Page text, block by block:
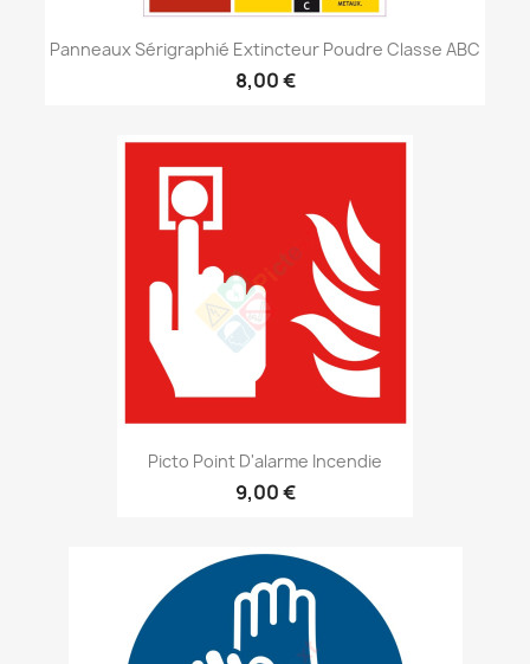
Panneaux Sérigraphié Extincteur Poudre Classe ABC
8,00 €
Picto Point D'alarme Incendie
9,00 €